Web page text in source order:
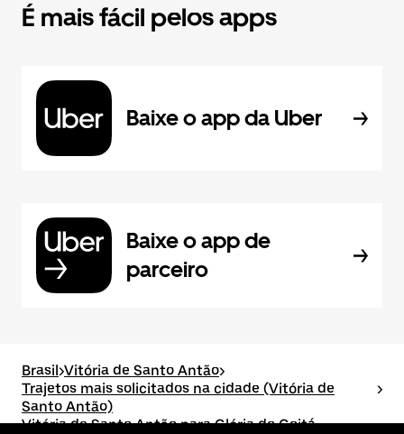
É mais fácil pelos apps
Baixe o app da Uber
Baixe o app de
parceiro
Brasil>Vitória de Santo Antão>
Trajetos mais solicitados na cidade (Vitória de
Santo Antão)
>
Vitória de Santo Antão para Glória do Goitá